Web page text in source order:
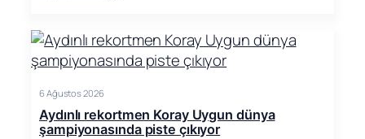
6 Ağustos 2026
Aydınlı rekortmen Koray Uygun dünya
şampiyonasında piste çıkıyor